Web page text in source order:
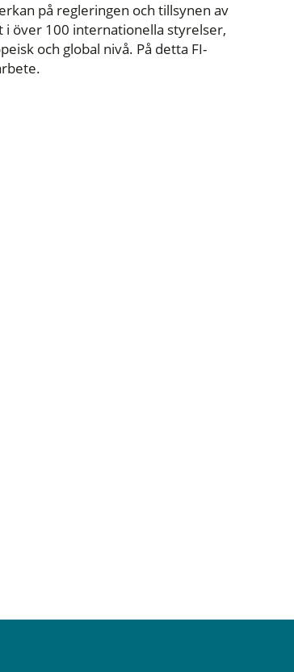
på regleringen och tillsynen av
i över 100 internationella styrelser,
och global nivå. På detta FI-